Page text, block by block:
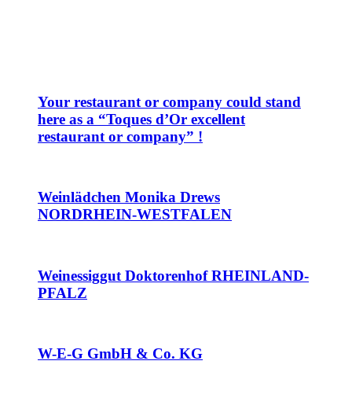
Your restaurant or company could stand
here as a “Toques d’Or excellent
restaurant or company” !
Weinlädchen Monika Drews
NORDRHEIN-WESTFALEN
Weinessiggut Doktorenhof RHEINLAND-
PFALZ
W-E-G GmbH & Co. KG